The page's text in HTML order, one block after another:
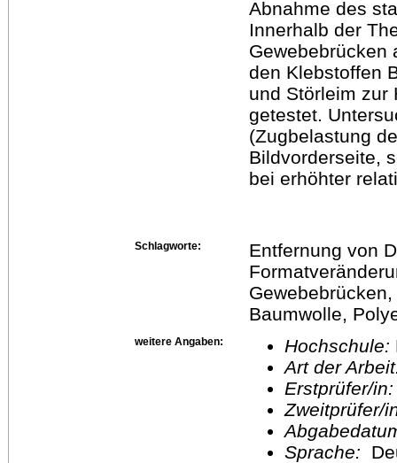
Abnahme des
Innerhalb der
Gewebebrücken
den Klebstoffen
und Störleim zur
getestet.
(Zugbelastung
Bildvorderseite,
bei erhöhter
Schlagworte:
Entfernung von
Baumwolle,
weitere Angaben: Hochschule:
Art der
Erstprüfer/
Sprache: